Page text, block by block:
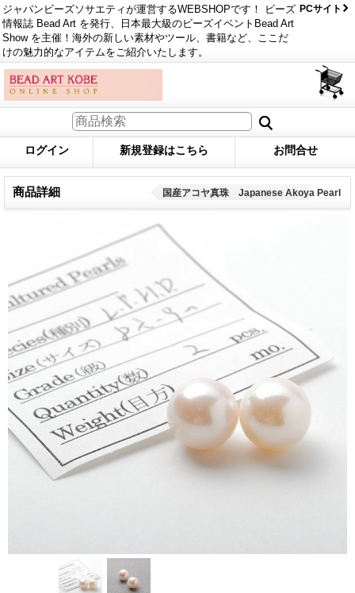
ジャパンビーズソサエティが運営するWEBSHOPです！ ビーズ
情報誌 Bead Art を発行、日本最大級のビーズイベントBead Art
Show を主催！海外の新しい素材やツール、書籍など、ここだ
けの魅力的なアイテムをご紹介いたします。
PCサイト
ログイン 新規登録はこちら お問合せ
商品詳細 国産アコヤ真珠 Japanese Akoya Pearl